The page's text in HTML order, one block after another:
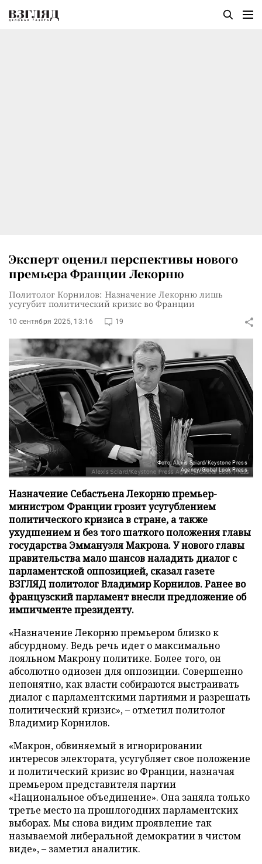
Эксперт оценил перспективы нового
премьера Франции Лекорню
Политолог Корнилов: Назначение Лекорню лишь
усугубит политический кризис во Франции
10 сентября 2025, 13:16 19
Фото: Alexis Sciard/Keystone Press
Agency/Global Look Press
Назначение Себастьена Лекорню премьер-
министром Франции грозит усугублением
политического кризиса в стране, а также
ухудшением и без того шаткого положения главы
государства Эммануэля Макрона. У нового главы
правительства мало шансов наладить диалог с
парламентской оппозицией, сказал газете
ВЗГЛЯД политолог Владимир Корнилов. Ранее во
французский парламент внесли предложение об
импичменте президенту.
«Назначение Лекорню премьером близко к
абсурдному. Ведь речь идет о максимально
лояльном Макрону политике. Более того, он
абсолютно одиозен для оппозиции. Совершенно
непонятно, как власти собираются выстраивать
диалог с парламентскими партиями и разрешать
политический кризис», – отметил политолог
Владимир Корнилов.
«Макрон, обвиняемый в игнорировании
интересов электората, усугубляет свое положение
и политический кризис во Франции, назначая
премьером представителя партии
«Национальное объединение». Она заняла только
третье место на прошлогодних парламентских
выборах. Мы снова видим проявление так
называемой либеральной демократии в чистом
виде», – заметил аналитик.